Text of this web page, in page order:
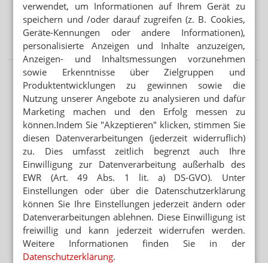
verwendet, um Informationen auf Ihrem Gerät zu
speichern und /oder darauf zugreifen (z. B. Cookies,
Geräte-Kennungen oder andere Informationen),
personalisierte Anzeigen und Inhalte anzuzeigen,
Anzeigen- und Inhaltsmessungen vorzunehmen
sowie Erkenntnisse über Zielgruppen und
Produktentwicklungen zu gewinnen sowie die
Nutzung unserer Angebote zu analysieren und dafür
Marketing machen und den Erfolg messen zu
können.Indem Sie "Akzeptieren" klicken, stimmen Sie
diesen Datenverarbeitungen (jederzeit widerruflich)
zu. Dies umfasst zeitlich begrenzt auch Ihre
Einwilligung zur Datenverarbeitung außerhalb des
EWR (Art. 49 Abs. 1 lit. a) DS-GVO). Unter
Einstellungen oder über die Datenschutzerklärung
können Sie Ihre Einstellungen jederzeit ändern oder
Datenverarbeitungen ablehnen. Diese Einwilligung ist
freiwillig und kann jederzeit widerrufen werden.
Weitere Informationen finden Sie in der
Datenschutzerklärung.
BUNDESREGIERUNG PRÜFT UMSETZUNGSBEDARF
Second-Hand-Medikamente: Wiederabgabe nicht
verboten